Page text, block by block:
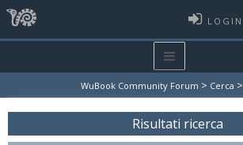
LOGIN
WuBook Community Forum > Cerca >
Risultati ricerca